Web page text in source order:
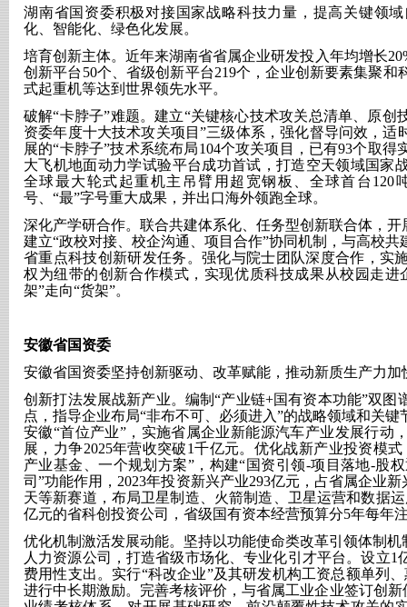
湖南省国资委积极对接国家战略科技力量，提高关键领
化、智能化、绿色化发展。
培育创新主体。近年来湖南省省属企业研发投入年均增长
创新平台50个、省级创新平台219个，企业创新要素集聚
式起重机等达到世界领先水平。
破解“卡脖子”难题。建立“关键核心技术攻关总清单、原创
资委年度十大技术攻关项目”三级体系，强化督导问效，适
展的“卡脖子”技术系统布局104个攻关项目，已有93个取
大飞机地面动力学试验平台成功首试，打造空天领域国家
全球最大轮式起重机主吊臂用超宽钢板、全球首台120
号、“最”字号重大成果，并出口海外领跑全球。
深化产学研合作。联合共建体系化、任务型创新联合体，开
建立“政校对接、校企沟通、项目合作”协同机制，与高校
省重点科技创新研发任务。强化与院士团队深度合作，实
权为纽带的创新合作模式，实现优质科技成果从校园走进
架”走向“货架”。
安徽省国资委
安徽省国资委坚持创新驱动、改革赋能，推动新质生产力加
创新打法发展战新产业。编制“产业链+国有资本功能”双图
点，指导企业布局“非布不可、必须进入”的战略领域和关
安徽“首位产业”，实施省属企业新能源汽车产业发展行动
展，力争2025年营收突破1千亿元。优化战新产业投资模
产业基金、一个规划方案”，构建“国资引领-项目落地-股
司”功能作用，2023年投资新兴产业293亿元，占省属企业
天等新赛道，布局卫星制造、火箭制造、卫星运营和数据
亿元的省科创投资公司，省级国有资本经营预算分5年每年
优化机制激活发展动能。坚持以功能使命类改革引领体制机
人力资源公司，打造省级市场化、专业化引才平台。设立
费用性支出。实行“科改企业”及其研发机构工资总额单列
进行中长期激励。完善考核评价，与省属工业企业签订创